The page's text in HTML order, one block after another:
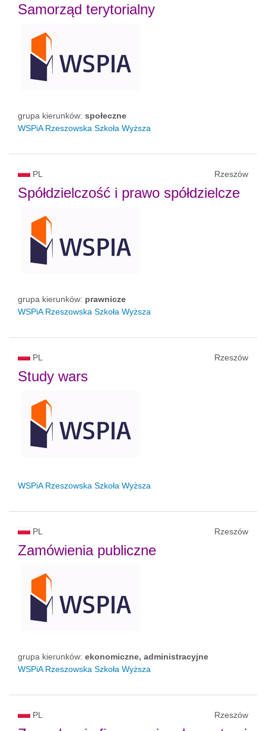
Samorząd terytorialny
grupa kierunków: społeczne
WSPiA Rzeszowska Szkoła Wyższa
PL Rzeszów
Spółdzielczość i prawo spółdzielcze
grupa kierunków: prawnicze
WSPiA Rzeszowska Szkoła Wyższa
PL Rzeszów
Study wars
WSPiA Rzeszowska Szkoła Wyższa
PL Rzeszów
Zamówienia publiczne
grupa kierunków: ekonomiczne, administracyjne
WSPiA Rzeszowska Szkoła Wyższa
PL Rzeszów